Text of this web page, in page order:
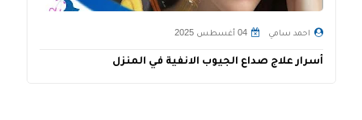
احمد سامي 04 أغسطس 2025
أسرار علاج صداع الجيوب الانفية في المنزل